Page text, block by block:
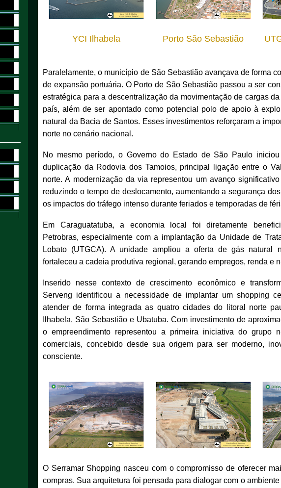
YCI Ilhabela Porto São Sebastião
Paralelamente, o município de São Sebastião avançava de forma
de expansão portuária. O Porto de São Sebastião passou a ser
estratégica para a descentralização da movimentação de cargas
país, além de ser apontado como potencial polo de apoio à
natural da Bacia de Santos. Esses investimentos reforçaram a
norte no cenário nacional.
No mesmo período, o Governo do Estado de São Paulo
duplicação da Rodovia dos Tamoios, principal ligação entre o
norte. A modernização da via representou um avanço
reduzindo o tempo de deslocamento, aumentando a segurança
os impactos do tráfego intenso durante feriados e temporadas de
Em Caraguatatuba, a economia local foi diretamente
Petrobras, especialmente com a implantação da Unidade de
Lobato (UTGCA). A unidade ampliou a oferta de gás natural
fortaleceu a cadeia produtiva regional, gerando empregos, renda e
Inserido nesse contexto de crescimento econômico e
Serveng identificou a necessidade de implantar um shopping
atender de forma integrada as quatro cidades do litoral norte
Ilhabela, São Sebastião e Ubatuba. Com investimento de
o empreendimento representou a primeira iniciativa do grupo
comerciais, concebido desde sua origem para ser moderno,
consciente.
O Serramar Shopping nasceu com o compromisso de oferecer
compras. Sua arquitetura foi pensada para dialogar com o